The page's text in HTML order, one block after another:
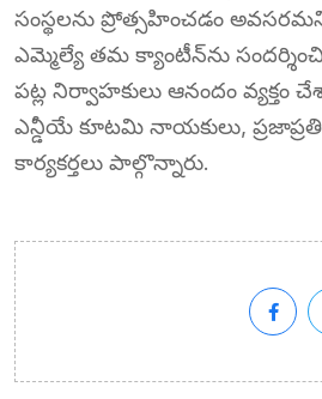
సంస్థలను ప్రోత్సహించడం
ఎమ్మెల్యే తమ క్యాంటీన్‌ను
పట్ల నిర్వాహకులు ఆనందం వ్యక్తం
ఎన్డీయే కూటమి నాయకులు,
కార్యకర్తలు పాల్గొన్నారు.